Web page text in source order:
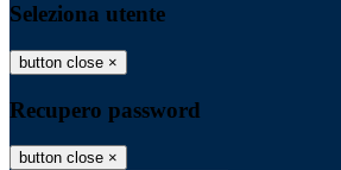
Seleziona utente
button close ×
Recupero password
button close ×